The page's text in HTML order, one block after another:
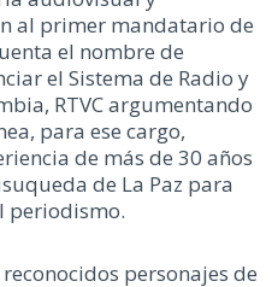
al primer mandatario de
el nombre de
el Sistema de Radio y
RTVC argumentando
para ese cargo,
de más de 30 años
de La Paz para
periodismo.
personajes de